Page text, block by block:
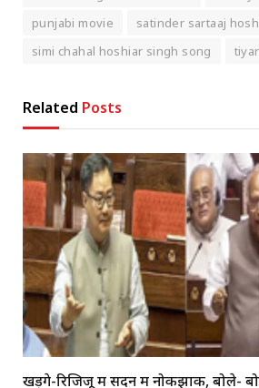
punjabi movie
satinder sartaaj
simi chahal hoshiar singh song
Related Posts
खड़गे-रिजिजू में सदन में नोकझोंक, बोले-